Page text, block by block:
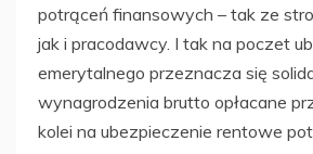
potrąceń finansowych – tak ze
jak i pracodawcy. I tak na poczet
emerytalnego przeznacza się
wynagrodzenia brutto opłacane
kolei na ubezpieczenie rentowe